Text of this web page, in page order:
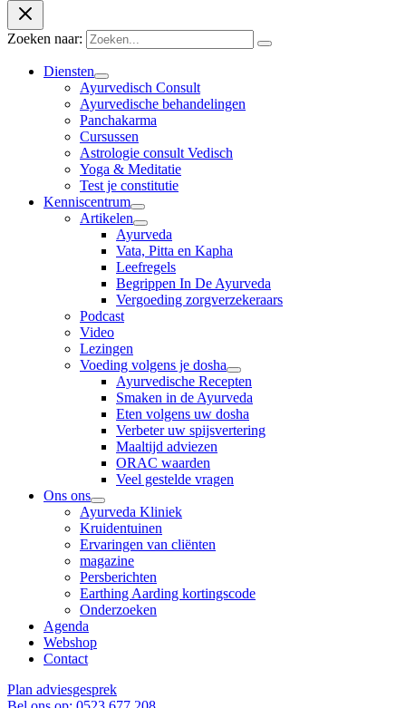
Zoeken naar:
Diensten
Ayurvedisch Consult
Ayurvedische behandelingen
Panchakarma
Cursussen
Astrologie consult Vedisch
Yoga & Meditatie
Test je constitutie
Kenniscentrum
Artikelen
Ayurveda
Vata, Pitta en Kapha
Leefregels
Begrippen In De Ayurveda
Vergoeding zorgverzekeraars
Podcast
Video
Lezingen
Voeding volgens je dosha
Ayurvedische Recepten
Smaken in de Ayurveda
Eten volgens uw dosha
Verbeter uw spijsvertering
Maaltijd adviezen
ORAC waarden
Veel gestelde vragen
Ons ons
Ayurveda Kliniek
Kruidentuinen
Ervaringen van cliënten
magazine
Persberichten
Earthing Aarding kortingscode
Onderzoeken
Agenda
Webshop
Contact
Plan adviesgesprek